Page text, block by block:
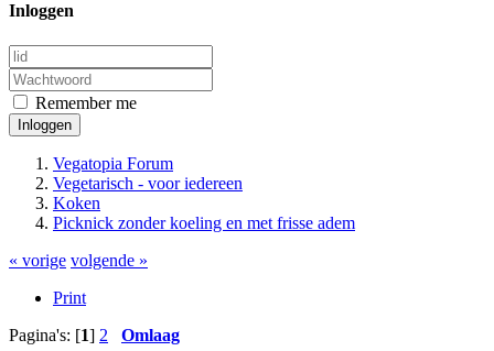
Inloggen
Remember me
Inloggen
Vegatopia Forum
Vegetarisch - voor iedereen
Koken
Picknick zonder koeling en met frisse adem
« vorige volgende »
Print
Pagina's: [1] 2 Omlaag